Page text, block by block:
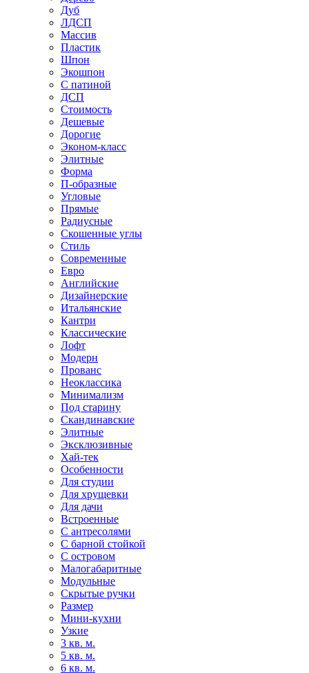
Дуб
ЛДСП
Массив
Пластик
Шпон
Экошпон
С патиной
ДСП
Стоимость
Дешевые
Дорогие
Эконом-класс
Элитные
Форма
П-образные
Угловые
Прямые
Радиусные
Скошенные углы
Стиль
Современные
Евро
Английские
Дизайнерские
Итальянские
Кантри
Классические
Лофт
Модерн
Прованс
Неоклассика
Минимализм
Под старину
Скандинавские
Элитные
Эксклюзивные
Хай-тек
Особенности
Для студии
Для хрущевки
Для дачи
Встроенные
С антресолями
С барной стойкой
С островом
Малогабаритные
Модульные
Скрытые ручки
Размер
Мини-кухни
Узкие
3 кв. м.
5 кв. м.
6 кв. м.